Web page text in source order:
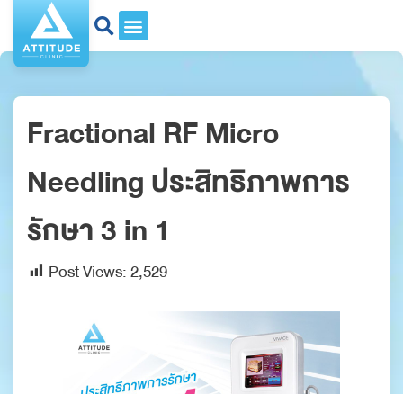
Fractional RF Micro
Needling ประสิทธิภาพการ
รักษา 3 in 1
Post Views:2,529